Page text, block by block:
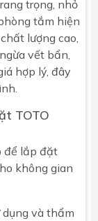
trọng, nhỏ
tắm hiện
lượng cao,
vết bẩn,
hợp lý, đây
TOTO
để lắp đặt
không gian
dụng và thẩm